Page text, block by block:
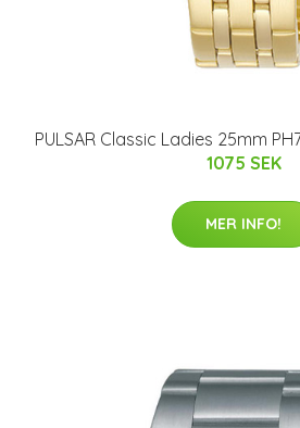
PULSAR Classic Ladies 25mm
1075 SEK
MER INFO!